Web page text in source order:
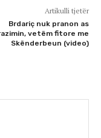
Artikulli tjetër
Brdariç nuk pranon as
vetëm fitore me
Skënderbeun (video)